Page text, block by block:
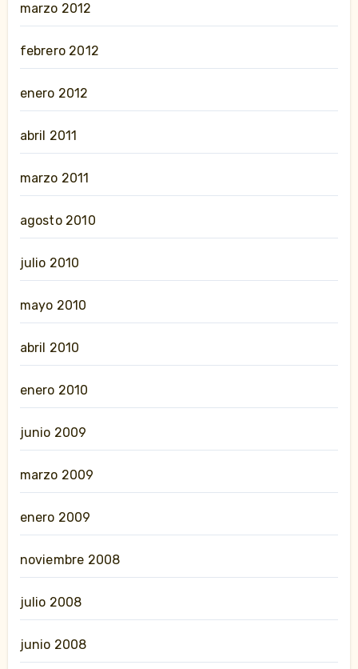
marzo 2012
febrero 2012
enero 2012
abril 2011
marzo 2011
agosto 2010
julio 2010
mayo 2010
abril 2010
enero 2010
junio 2009
marzo 2009
enero 2009
noviembre 2008
julio 2008
junio 2008